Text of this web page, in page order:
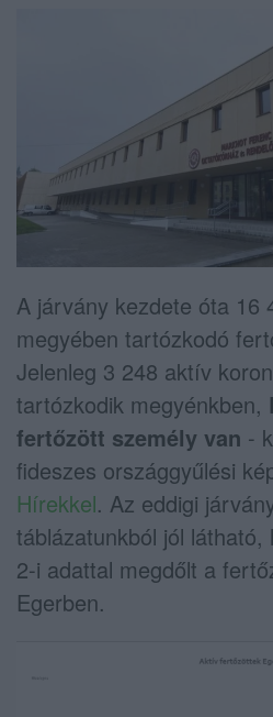
A járvány kezdete óta 16
megyében tartózkodó
Jelenleg 3 248 aktív
tartózkodik megyénkben,
fertőzött személy van -
fideszes országgyűlési
Hírekkel. Az eddigi
táblázatunkból jól látható,
2-i adattal megdőlt a
Egerben.